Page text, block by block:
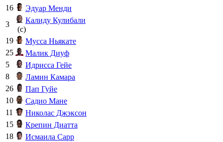
16
Эдуар Менди
3
Калиду Кулибали
(c)
19
Мусса Ньякате
25
Малик Диуф
5
Идрисса Гейе
8
Ламин Камара
26
Пап Гуйе
10
Садио Мане
11
Николас Джэксон
15
Крепин Диатта
18
Исмаила Сарр